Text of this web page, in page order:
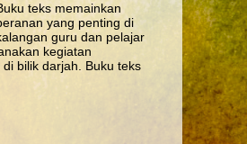
teks memainkan
yang penting di
guru dan pelajar
kegiatan
bilik darjah. Buku teks